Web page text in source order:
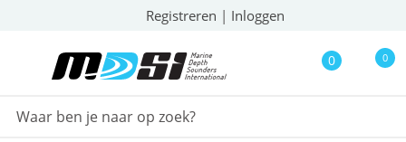
Registreren | Inloggen
0 0